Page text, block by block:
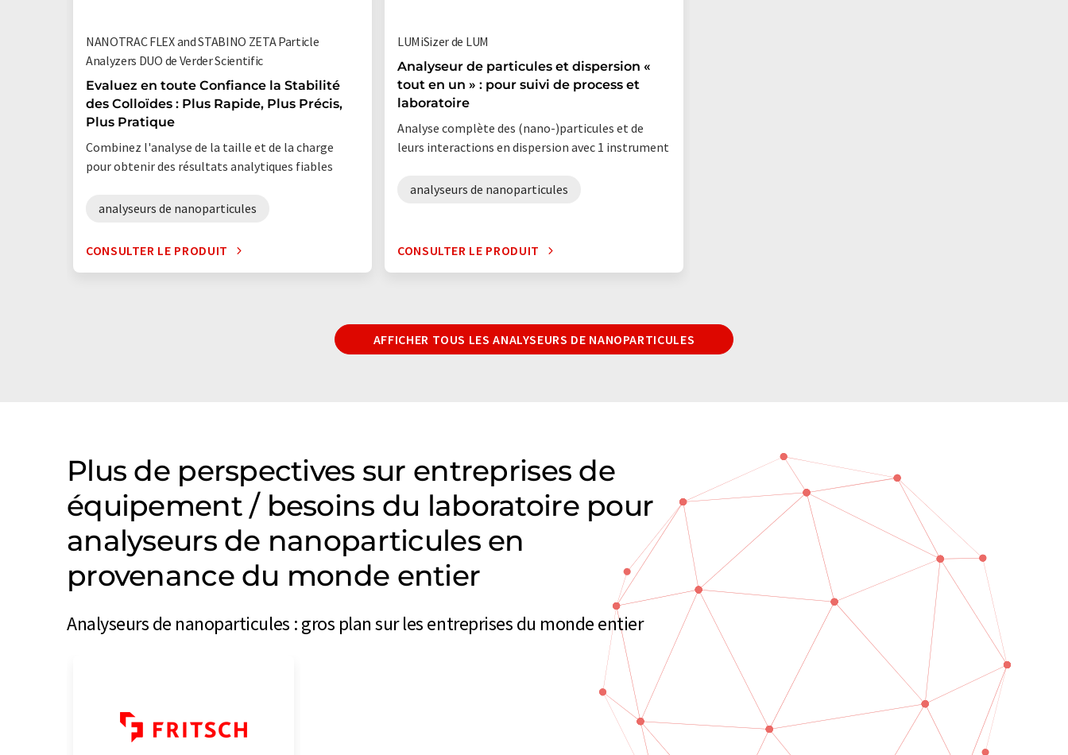
NANOTRAC FLEX and STABINO ZETA Particle
Analyzers DUO de Verder Scientific
Evaluez en toute Confiance la Stabilité
des Colloïdes : Plus Rapide, Plus Précis,
Plus Pratique
Combinez l'analyse de la taille et de la charge
pour obtenir des résultats analytiques fiables
analyseurs de nanoparticules
CONSULTER LE PRODUIT
LUMiSizer de LUM
Analyseur de particules et dispersion «
tout en un » : pour suivi de process et
laboratoire
Analyse complète des (nano-)particules et de
leurs interactions en dispersion avec 1 instrument
analyseurs de nanoparticules
CONSULTER LE PRODUIT
AFFICHER TOUS LES ANALYSEURS DE NANOPARTICULES
Plus de perspectives sur entreprises de
équipement / besoins du laboratoire pour
analyseurs de nanoparticules en
provenance du monde entier
Analyseurs de nanoparticules : gros plan sur les entreprises du monde entier